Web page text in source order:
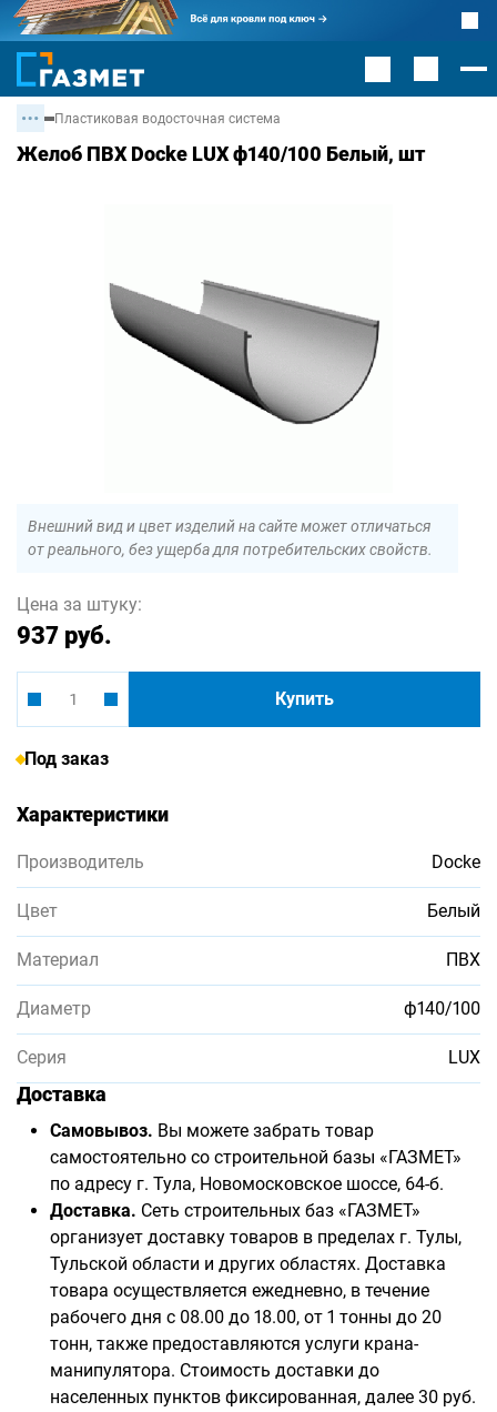
Пластиковая водосточная система
Желоб ПВХ Docke LUX ф140/100 Белый, шт
Внешний вид и цвет изделий на сайте может отличаться
от реального, без ущерба для потребительских свойств.
Цена за штуку:
937 руб.
Купить
Под заказ
Характеристики
Производитель Docke
Цвет Белый
Материал ПВХ
Диаметр ф140/100
Серия LUX
Доставка
Самовывоз. Вы можете забрать товар
самостоятельно со строительной базы «ГАЗМЕТ»
по адресу г. Тула, Новомосковское шоссе, 64-б.
Доставка. Сеть строительных баз «ГАЗМЕТ»
организует доставку товаров в пределах г. Тулы,
Тульской области и других областях. Доставка
товара осуществляется ежедневно, в течение
рабочего дня с 08.00 до 18.00, от 1 тонны до 20
тонн, также предоставляются услуги крана-
манипулятора. Стоимость доставки до
населенных пунктов фиксированная, далее 30 руб.